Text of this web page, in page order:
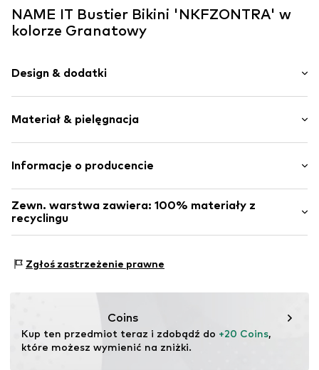
NAME IT Bustier Bikini 'NKFZONTRA' w
kolorze Granatowy
Design & dodatki
Bustier
Normalne ramiączka
Twardy w dotyku
Nr artykułu NAIa36x001000001
Materiał & pielęgnacja
Materiał: 84% Poliester - PES (z recyclingu), 16% Elastan
Informacje o producencie
Modering 1
22457 Hamburg
DE
Zewn. warstwa zawiera: 100% materiały z
recyclingu
testu
Ten produkt zawiera materiały pochodzące z recyklingu
pochodzących z recyklingu może zmniejszyć
zapotrzebowanie na surowce, uniknąć odpadów i chronić
zasoby naturalne.
Zgłoś zastrzeżenie prawne
Coins
Kup ten przedmiot teraz i zdobądź do +20 Coins,
które możesz wymienić na zniżki.